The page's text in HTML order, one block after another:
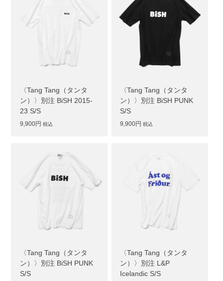
〈Tang Tang（タンタ
ン）〉別注 BiSH 2015-
23 S/S
9,900円 税込
〈Tang Tang（タンタ
ン）〉別注 BiSH PUNK
S/S
9,900円 税込
〈Tang Tang（タンタ
ン）〉別注 BiSH PUNK
S/S
〈Tang Tang（タンタ
ン）〉別注 L&P
Icelandic S/S